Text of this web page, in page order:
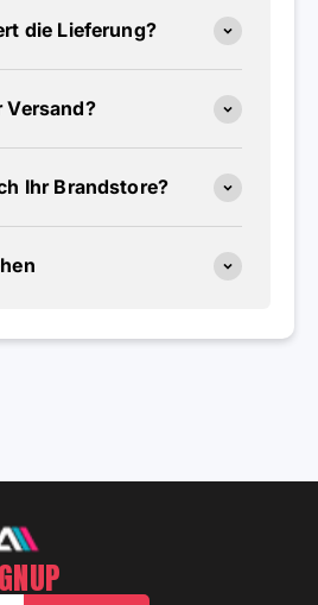
die Lieferung?
Versand?
Ihr Brandstore?